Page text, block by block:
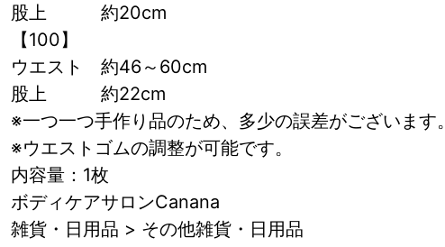
股上　　　約20cm
【100】
ウエスト　約46～60cm
股上　　　約22cm
※一つ一つ手作り品のため、多少の誤差がございます。
※ウエストゴムの調整が可能です。
内容量：1枚
ボディケアサロンCanana
雑貨・日用品 > その他雑貨・日用品